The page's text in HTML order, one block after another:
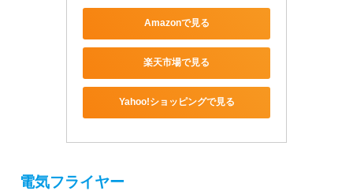
Amazonで見る
楽天市場で見る
Yahoo!ショッピングで見る
電気フライヤー